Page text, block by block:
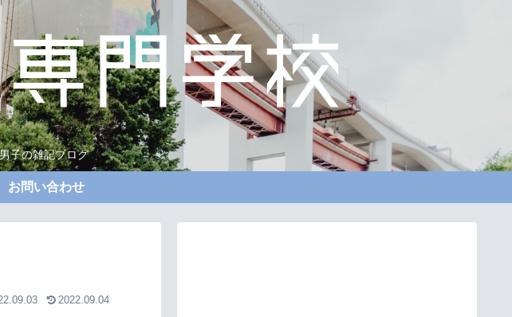
子の雑記ブログ
お問い合わせ
2022.09.04